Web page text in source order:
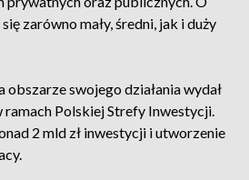
zarówno mały, średni, jak i duży
obszarze swojego działania wydał
ramach Polskiej Strefy Inwestycji.
2 mld zł inwestycji i utworzenie